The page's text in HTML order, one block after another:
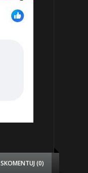
SKOMENTUJ (0)